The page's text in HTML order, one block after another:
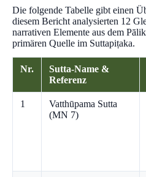
Die folgende Tabelle gibt einen
diesem Bericht analysierten 12
narrativen Elemente aus dem
primären Quelle im Suttapiṭaka.
Nr.
Sutta-Name &
Referenz
1
Vatthūpama Sutta
(MN 7)